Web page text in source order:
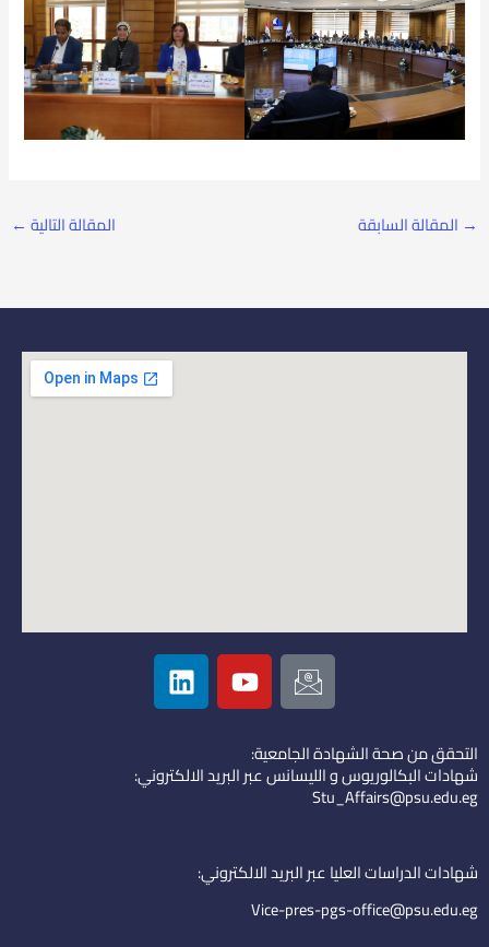
→ المقالة السابقة المقالة التالية ←
I
c
o
n
-
e
i
l
Y
o
u
u
b
L
i
n
e
d
التحقق من صحة الشهادة الجامعية:
شهادات البكالوريوس و الليسانس عبر البريد الالكتروني:
Stu_Affairs@psu.edu.eg
شهادات الدراسات العليا عبر البريد الالكتروني:
Vice-pres-pgs-office@psu.edu.eg